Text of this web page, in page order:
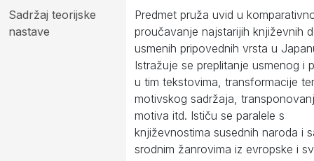
Sadržaj teorijske
nastave
Predmet pruža uvid u
proučavanje najstarijih književnih
usmenih pripovednih vrsta u
Istražuje se preplitanje usmenog i
u tim tekstovima, transformacije
motivskog sadržaja,
motiva itd. Ističu se paralele s
književnostima susednih naroda i
srodnim žanrovima iz evropske i